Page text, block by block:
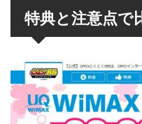
特典と注意点で